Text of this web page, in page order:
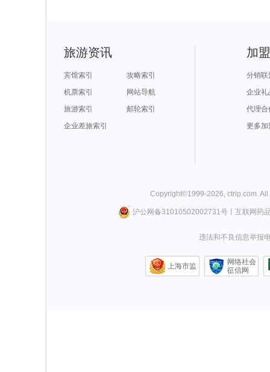
旅游资讯
宾馆索引
攻略索引
机票索引
网站导航
旅游索引
邮轮索引
企业差旅索引
加
分销联
企业礼
代理合
更多加
Copyright©1999-2026 ctrip.com .
沪公网备31010502002731号丨 互联网药
违法和不良信息举报
上海市监
网络社会
征信网